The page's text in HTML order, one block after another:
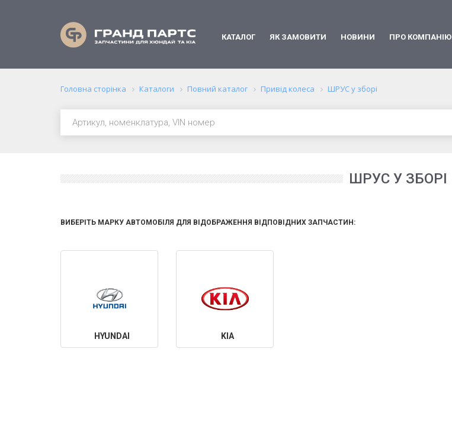
КАТАЛОГ ЯК ЗАМОВИТИ НОВИНИ ПРО КОМПАНІЮ
Головна сторінка Каталоги Повний каталог Привід колеса ШРУС у зборі
ШРУС У ЗБОРІ
ВИБЕРІТЬ МАРКУ АВТОМОБІЛЯ ДЛЯ ВІДОБРАЖЕННЯ ВІДПОВІДНИХ ЗАПЧАСТИН:
HYUNDAI KIA